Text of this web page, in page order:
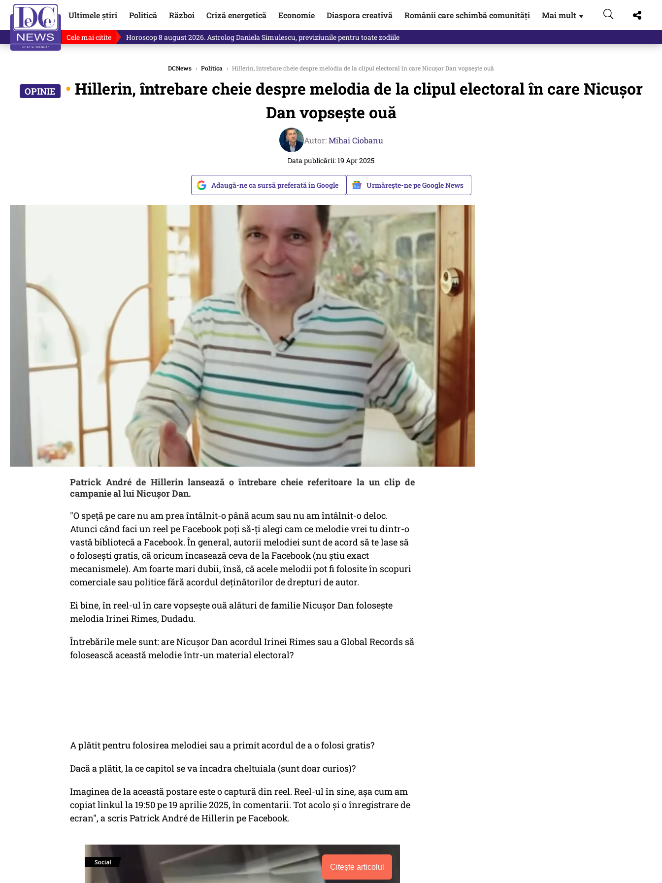
Ultimele știri Politică Război Criză energetică Economie Diaspora creativă Românii care schimbă comunități Mai mult ▼
Cele mai citite Horoscop 8 august 2026. Astrolog Daniela Simulescu, previziunile pentru toate zodiile
DCNews › Politica › Hillerin, întrebare cheie despre melodia de la clipul electoral în care Nicuşor Dan vopseşte ouă
• Hillerin, întrebare cheie despre melodia de la clipul electoral în care Nicuşor
Dan vopseşte ouă
Autor:Mihai Ciobanu
Data publicării: 19 Apr 2025
Adaugă-ne ca sursă preferată în Google Urmărește-ne pe Google News
Patrick André de Hillerin lansează o întrebare cheie referitoare la un clip de
campanie al lui Nicuşor Dan.
"O speță pe care nu am prea întâlnit-o până acum sau nu am întâlnit-o deloc.
Atunci când faci un reel pe Facebook poți să-ți alegi cam ce melodie vrei tu dintr-o
vastă bibliotecă a Facebook. În general, autorii melodiei sunt de acord să te lase să
o folosești gratis, că oricum încasează ceva de la Facebook (nu știu exact
mecanismele). Am foarte mari dubii, însă, că acele melodii pot fi folosite în scopuri
comerciale sau politice fără acordul deținătorilor de drepturi de autor.
Ei bine, în reel-ul în care vopsește ouă alături de familie Nicușor Dan folosește
melodia Irinei Rimes, Dudadu.
Întrebările mele sunt: are Nicușor Dan acordul Irinei Rimes sau a Global Records să
folosească această melodie într-un material electoral?
A plătit pentru folosirea melodiei sau a primit acordul de a o folosi gratis?
Dacă a plătit, la ce capitol se va încadra cheltuiala (sunt doar curios)?
Imaginea de la această postare este o captură din reel. Reel-ul în sine, așa cum am
copiat linkul la 19:50 pe 19 aprilie 2025, în comentarii. Tot acolo și o înregistrare de
ecran", a scris Patrick André de Hillerin pe Facebook.
Citește articolul